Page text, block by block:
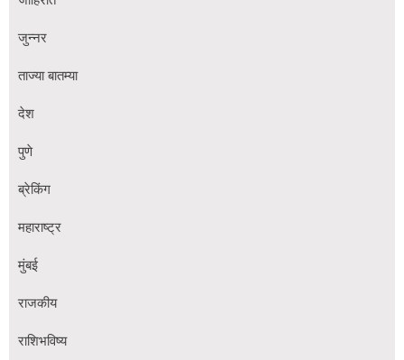
जुन्नर
ताज्या बातम्या
देश
पुणे
ब्रेकिंग
महाराष्ट्र
मुंबई
राजकीय
राशिभविष्य